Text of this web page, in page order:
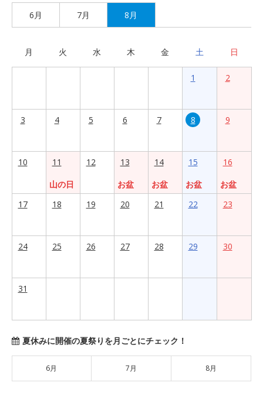
6月 7月 8月
月 火 水 木 金 土 日
1 2
3 4 5 6 7 8 9
10
11
山の日
12
13
お盆
14
お盆
15
お盆
16
お盆
17
18 19 20 21 22 23
24 25 26 27 28 29 30
31
夏休みに開催の夏祭りを月ごとにチェック！
6月 7月 8月